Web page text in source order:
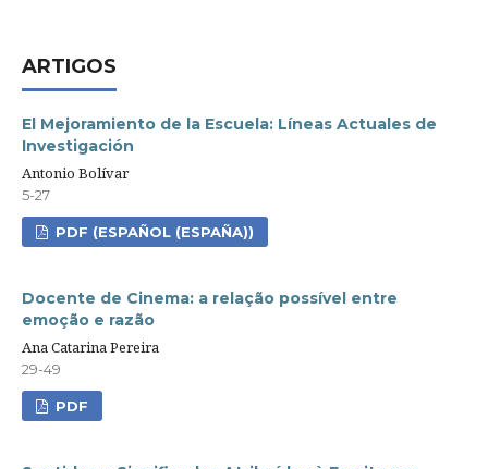
ARTIGOS
El Mejoramiento de la Escuela: Líneas Actuales de
Investigación
Antonio Bolívar
5-27
PDF (ESPAÑOL (ESPAÑA))
Docente de Cinema: a relação possível entre
emoção e razão
Ana Catarina Pereira
29-49
PDF